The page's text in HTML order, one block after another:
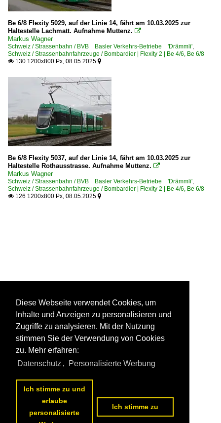
Be 6/8 Flexity 5029, auf der Linie 14, fährt am 10.03.2025 zur
Haltestelle Lachmatt. Aufnahme Muttenz. 
Markus Wagner
Schweiz / Strassenbahn / BVB Basler Verkehrs-Betriebe 'Drämmli',
Schweiz / Strassenbahnfahrzeuge / Bombardier | Flexity 2 | Be 4/6, Be 6/8
 130 1200x800 Px, 08.05.2025 
Be 6/8 Flexity 5037, auf der Linie 14, fährt am 10.03.2025 zur
Haltestelle Rothausstrasse. Aufnahme Muttenz. 
Markus Wagner
Schweiz / Strassenbahn / BVB Basler Verkehrs-Betriebe 'Drämmli',
Schweiz / Strassenbahnfahrzeuge / Bombardier | Flexity 2 | Be 4/6, Be 6/8
 126 1200x800 Px, 08.05.2025 
Diese Webseite verwendet Cookies, um
Inhalte und Anzeigen zu personalisieren und
Zugriffe zu analysieren. Mit der Nutzung
stimmen Sie der Verwendung von Cookies
zu. Mehr erfahren:
Datenschutz , Personalisierte Werbung
Ich stimme zu und
erlaube
personalisierte
Ich stimme zu